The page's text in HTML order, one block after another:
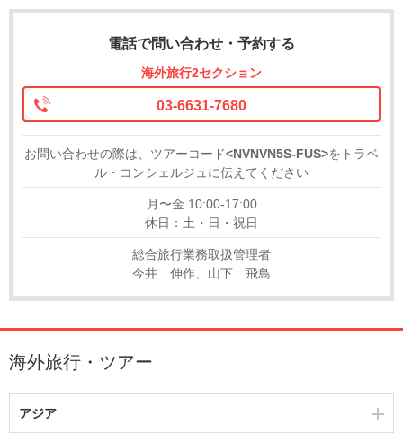
電話で問い合わせ・予約する
海外旅行2セクション
03-6631-7680
お問い合わせの際は、ツアーコード<NVNVN5S-FUS>をトラベ
ル・コンシェルジュに伝えてください
月〜金 10:00-17:00
休日：土・日・祝日
総合旅行業務取扱管理者
今井 伸作、山下 飛鳥
海外旅行・ツアー
アジア